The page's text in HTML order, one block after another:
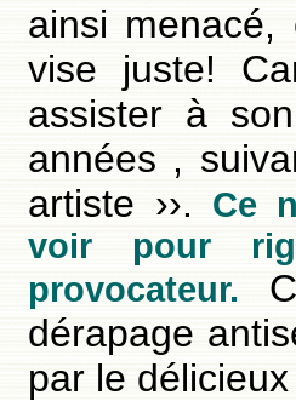
ainsi
vise juste!
assister à
années ,
artiste ››. Ce
voir pour
provocateur.
dérapage
par le